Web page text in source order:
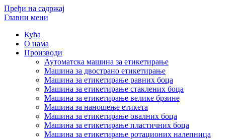
Пређи на садржај
Главни мени
Кућа
О нама
Производи
Аутоматска машина за етикетирање
Машина за двострано етикетирање
Машина за етикетирање равних боца
Машина за етикетирање стаклених боца
Машина за етикетирање велике брзине
Машина за наношење етикета
Машина за етикетирање овалних боца
Машина за етикетирање пластичних боца
Машина за етикетирање ротационих налепница